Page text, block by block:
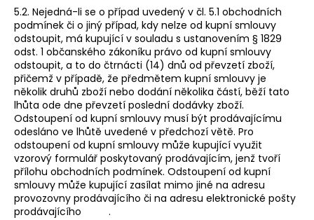
5.2. Nejedná-li se o případ uvedený v čl. 5.1 obchodních
podmínek či o jiný případ, kdy nelze od kupní smlouvy
odstoupit, má kupující v souladu s ustanovením § 1829
odst. 1 občanského zákoníku právo od kupní smlouvy
odstoupit, a to do čtrnácti (14) dnů od převzetí zboží,
přičemž v případě, že předmětem kupní smlouvy je
několik druhů zboží nebo dodání několika částí, běží tato
lhůta ode dne převzetí poslední dodávky zboží.
Odstoupení od kupní smlouvy musí být prodávajícímu
odesláno ve lhůtě uvedené v předchozí větě. Pro
odstoupení od kupní smlouvy může kupující využit
vzorový formulář poskytovaný prodávajícím, jenž tvoří
přílohu obchodních podmínek. Odstoupení od kupní
smlouvy může kupující zasílat mimo jiné na adresu
provozovny prodávajícího či na adresu elektronické pošty
prodávajícího .